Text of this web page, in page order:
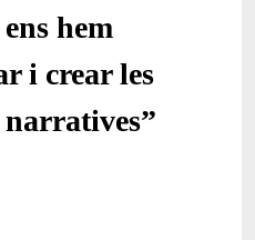
hem
i crear les